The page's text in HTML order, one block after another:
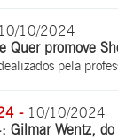
10/10/2024
Quer promove
pela
- 10/10/2024
Gilmar Wentz,